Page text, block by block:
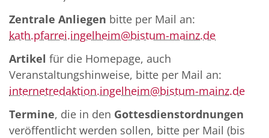
Zentrale Anliegen bitte per Mail an:
kath.pfarrei.ingelheim@bistum-mainz.de
Artikel für die Homepage, auch
Veranstaltungshinweise, bitte per Mail an:
internetredaktion.ingelheim@bistum-mainz.de
Termine, die in den Gottesdienstordnungen
veröffentlicht werden sollen, bitte per Mail (bis